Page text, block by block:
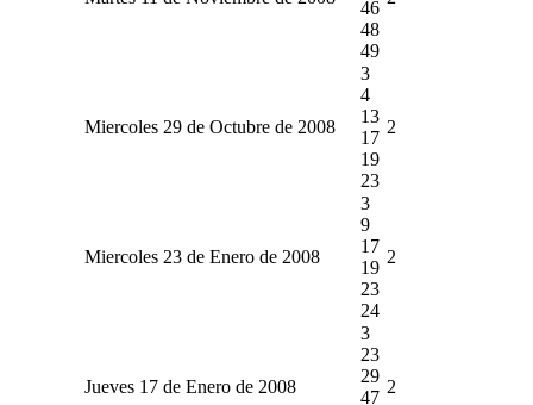
46
48
49
Miercoles 29 de Octubre de 2008
3
4
13
17
19
23
2
Miercoles 23 de Enero de 2008
3
9
17
19
23
24
2
Jueves 17 de Enero de 2008
3
23
29
47
2